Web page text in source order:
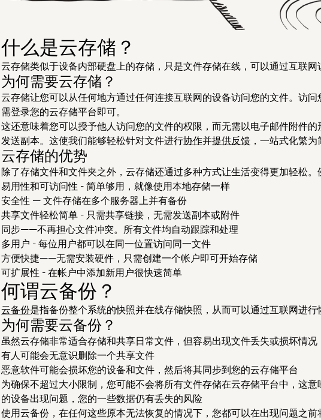
什么是云存储？
云存储类似于设备内部硬盘上的存储，只是文件存储在线，可以通过互联网
为何需要云存储？
云存储让您可以从任何地方通过任何连接互联网的设备访问您的文件。访问
需登录您的云存储平台即可。
这还意味着您可以授予他人访问您的文件的权限，而无需以电子邮件附件的
发送副本。这使我们能够轻松针对文件进行协作并提供反馈，一站式化繁为
云存储的优势
除了存储文件和文件夹之外，云存储还通过多种方式让生活变得更加轻松。
易用性和可访问性 - 简单够用，就像使用本地存储一样
安全性 — 文件存储在多个服务器上并有备份
共享文件轻松简单- 只需共享链接，无需发送副本或附件
同步——不再担心文件冲突。所有文件均自动跟踪和处理
多用户 - 每位用户都可以在同一位置访问同一文件
方便快捷——无需安装硬件，只需创建一个帐户即可开始存储
可扩展性 - 在帐户中添加新用户很快速简单
何谓云备份？
云备份是指备份整个系统的快照并在线存储快照，从而可以通过互联网进行
为何需要云备份？
虽然云存储非常适合存储和共享日常文件，但容易出现文件丢失或损坏情况
有人可能会无意识删除一个共享文件
恶意软件可能会损坏您的设备和文件，然后将其同步到您的云存储平台
为确保不超过大小限制，您可能不会将所有文件存储在云存储平台中，这意
的设备出现问题，您的一些数据仍有丢失的风险
使用云备份，在任何这些原本无法恢复的情况下，您都可以在出现问题之前